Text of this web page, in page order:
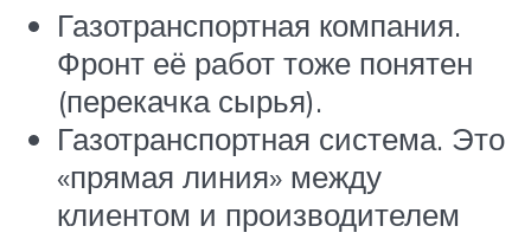
Газотранспортная компания.
Фронт её работ тоже понятен
(перекачка сырья).
Газотранспортная система. Это
«прямая линия» между
клиентом и производителем